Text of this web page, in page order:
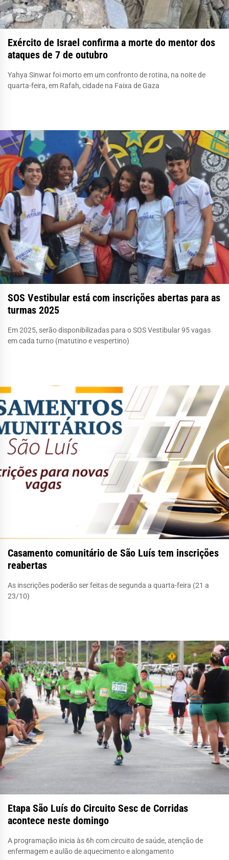
Exército de Israel confirma a morte do mentor dos
ataques de 7 de outubro
Yahya Sinwar foi morto em um confronto de rotina, na noite de
quarta-feira, em Rafah, cidade na Faixa de Gaza
SOS Vestibular está com inscrições abertas para as
turmas 2025
Em 2025, serão disponibilizadas para o SOS Vestibular 95 vagas
em cada turno (matutino e vespertino)
Casamento comunitário de São Luís tem inscrições
reabertas
As inscrições poderão ser feitas de segunda a quarta-feira (21 a
23/10)
Etapa São Luís do Circuito Sesc de Corridas
acontece neste domingo
A programação inicia às 6h com circuito de saúde, atenção de
enfermagem e aulão de aquecimento e alongamento